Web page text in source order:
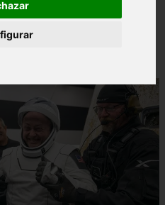
la cúspide de la
colapso social